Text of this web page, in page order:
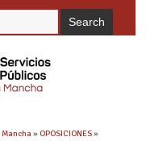
» OPOSICIONES»